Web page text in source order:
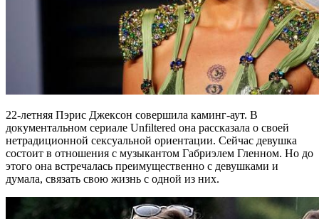
22-летняя Пэрис Джексон совершила каминг-аут. В
документальном сериале Unfiltered она рассказала о своей
нетрадиционной сексуальной ориентации. Сейчас девушка
состоит в отношения с музыкантом Габриэлем Гленном. Но до
этого она встречалась преимущественно с девушками и
думала, связать свою жизнь с одной из них.